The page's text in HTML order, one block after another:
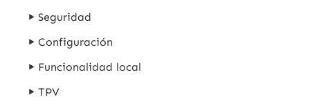
Seguridad
Configuración
Funcionalidad local
TPV